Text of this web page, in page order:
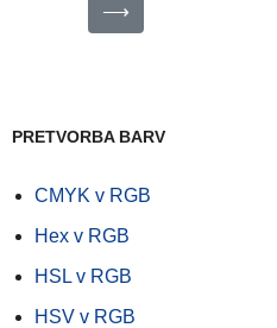
⟶
PRETVORBA BARV
CMYK v RGB
Hex v RGB
HSL v RGB
HSV v RGB